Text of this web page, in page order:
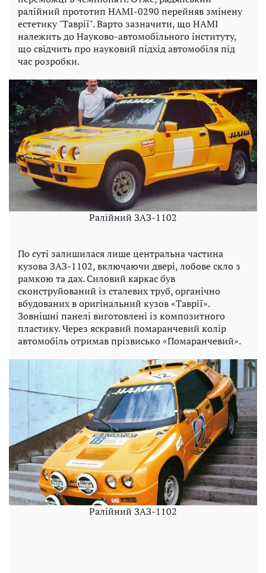
ралійний прототип НАМІ-0290 перейняв змінену
естетику "Таврії". Варто зазначити, що НАМІ
належить до Науково-автомобільного інституту,
що свідчить про науковий підхід автомобіля під
час розробки.
Ралійний ЗАЗ-1102
По суті залишилася лише центральна частина
кузова ЗАЗ-1102, включаючи двері, лобове скло з
рамкою та дах. Силовий каркас був
сконструйований із сталевих труб, органічно
вбудованих в оригінальний кузов «Таврії».
Зовнішні панелі виготовлені із композитного
пластику. Через яскравий помаранчевий колір
автомобіль отримав прізвисько «Помаранчевий».
Ралійний ЗАЗ-1102